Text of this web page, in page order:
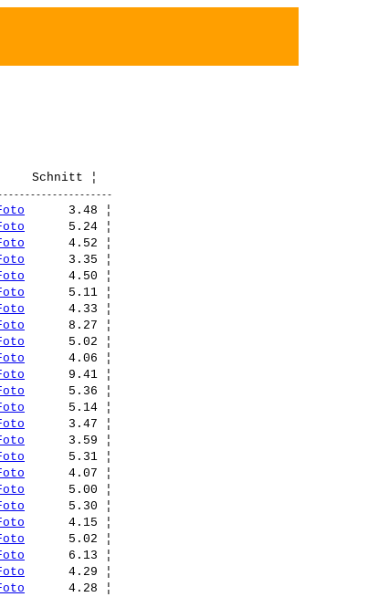
      3.48 ¦
      5.24 ¦
      4.52 ¦
      3.35 ¦
      4.50 ¦
      5.11 ¦
      4.33 ¦
      8.27 ¦
      5.02 ¦
      4.06 ¦
      9.41 ¦
      5.36 ¦
      5.14 ¦
      3.47 ¦
      3.59 ¦
      5.31 ¦
      4.07 ¦
      5.00 ¦
      5.30 ¦
      4.15 ¦
      5.02 ¦
      6.13 ¦
      4.29 ¦
      4.28 ¦